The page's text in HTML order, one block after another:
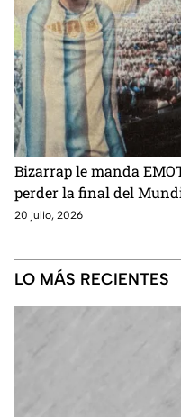
Bizarrap le manda
perder la final del
20 julio, 2026
LO MÁS RECIENTES